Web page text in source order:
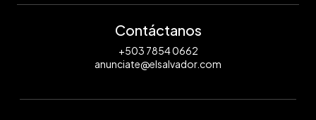
Contáctanos
+503 7854 0662
anunciate@elsalvador.com